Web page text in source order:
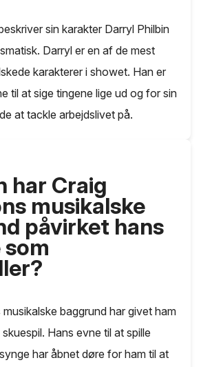
sin karakter Darryl Philbin
Darryl er en af de mest
karakterer i showet. Han er
til at sige tingene lige ud og for sin
at tackle arbejdslivet på.
har Craig
musikalske
påvirket hans
baggrund har givet ham
Hans evne til at spille
har åbnet døre for ham til at